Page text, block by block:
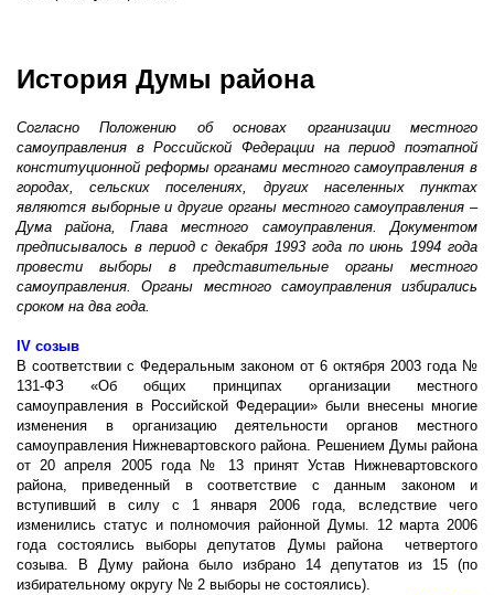
История Думы района
Согласно Положению об основах организации местного
самоуправления в Российской Федерации на период поэтапной
конституционной реформы органами местного самоуправления в
городах, сельских поселениях, других населенных пунктах
являются выборные и другие органы местного самоуправления –
Дума района, Глава местного самоуправления. Документом
предписывалось в период с декабря 1993 года по июнь 1994 года
провести выборы в представительные органы местного
самоуправления. Органы местного самоуправления избирались
сроком на два года.
IV созыв
В соответствии с Федеральным законом от 6 октября 2003 года №
131-ФЗ «Об общих принципах организации местного
самоуправления в Российской Федерации» были внесены многие
изменения в организацию деятельности органов местного
самоуправления Нижневартовского района. Решением Думы района
от 20 апреля 2005 года № 13 принят Устав Нижневартовского
района, приведенный в соответствие с данным законом и
вступивший в силу с 1 января 2006 года, вследствие чего
изменились статус и полномочия районной Думы. 12 марта 2006
года состоялись выборы депутатов Думы района четвертого
созыва. В Думу района было избрано 14 депутатов из 15 (по
избирательному округу № 2 выборы не состоялись).